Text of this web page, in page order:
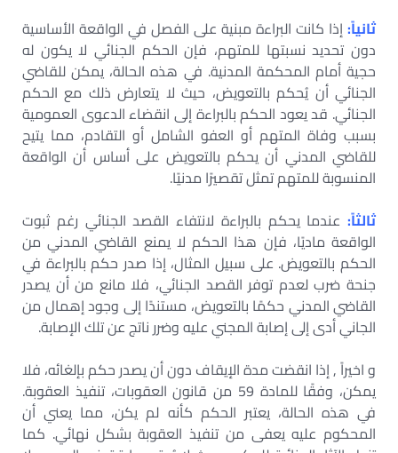
ثانياً:إذا كانت البراءة مبنية على الفصل في الواقعة الأساسية
دون تحديد نسبتها للمتهم، فإن الحكم الجنائي لا يكون له
حجية أمام المحكمة المدنية. في هذه الحالة، يمكن للقاضي
الجنائي أن يُحكم بالتعويض، حيث لا يتعارض ذلك مع الحكم
الجنائي. قد يعود الحكم بالبراءة إلى انقضاء الدعوى العمومية
بسبب وفاة المتهم أو العفو الشامل أو التقادم، مما يتيح
للقاضي المدني أن يحكم بالتعويض على أساس أن الواقعة
المنسوبة للمتهم تمثل تقصيرًا مدنيًا.
ثالثاً: عندما يحكم بالبراءة لانتفاء القصد الجنائي رغم ثبوت
الواقعة ماديًا، فإن هذا الحكم لا يمنع القاضي المدني من
الحكم بالتعويض. على سبيل المثال، إذا صدر حكم بالبراءة في
جنحة ضرب لعدم توفر القصد الجنائي، فلا مانع من أن يصدر
القاضي المدني حكمًا بالتعويض، مستندًا إلى وجود إهمال من
الجاني أدى إلى إصابة المجني عليه وضرر ناتج عن تلك الإصابة.
و اخيراً , إذا انقضت مدة الإيقاف دون أن يصدر حكم بإلغائه، فلا
يمكن، وفقًا للمادة 59 من قانون العقوبات، تنفيذ العقوبة.
في هذه الحالة، يعتبر الحكم كأنه لم يكن، مما يعني أن
المحكوم عليه يعفى من تنفيذ العقوبة بشكل نهائي. كما